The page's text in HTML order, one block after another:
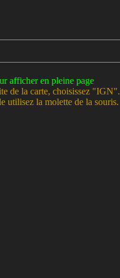
afficher en pleine page
de la carte, choisissez "IGN".
utilisez la molette de la souris.